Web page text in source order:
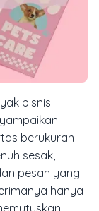
bisnis
berukuran
sesak,
pesan yang
hanya